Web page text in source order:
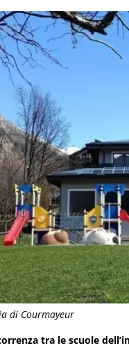
di Courmayeur
tra le scuole